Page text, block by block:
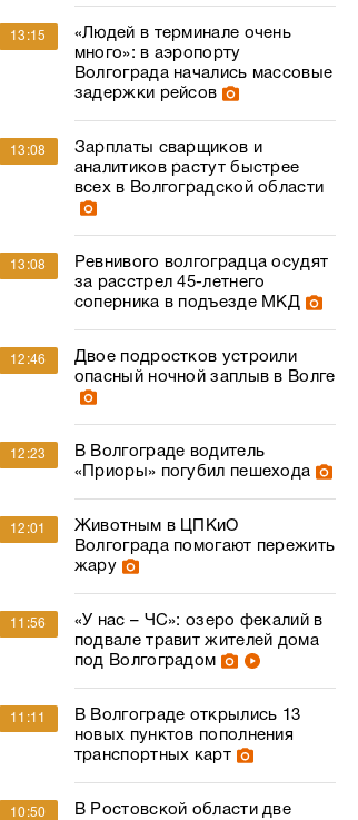
13:15
«Людей в терминале очень
много»: в аэропорту
Волгограда начались массовые
задержки рейсов
13:08
Зарплаты сварщиков и
аналитиков растут быстрее
всех в Волгоградской области
13:08
Ревнивого волгоградца осудят
за расстрел 45-летнего
соперника в подъезде МКД
12:46
Двое подростков устроили
опасный ночной заплыв в Волге
12:23
В Волгограде водитель
«Приоры» погубил пешехода
12:01
Животным в ЦПКиО
Волгограда помогают пережить
жару
11:56
«У нас – ЧС»: озеро фекалий в
подвале травит жителей дома
под Волгоградом
11:11
В Волгограде открылись 13
новых пунктов пополнения
транспортных карт
10:50
В Ростовской области две